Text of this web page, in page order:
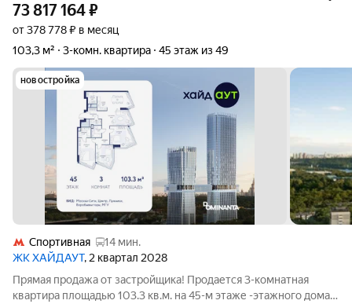
73 817 164₽
от 378 778 ₽ в месяц
103,3 м²
3-комн. квартира 45 этаж из 49
новостройка
Спортивная
14 мин.
ЖК ХАЙДАУТ, 2 квартал 2028
Прямая продажа от застройщика! Продается 3-комнатная
квартира площадью 103.3 кв.м. на 45-м этаже -этажного дома в